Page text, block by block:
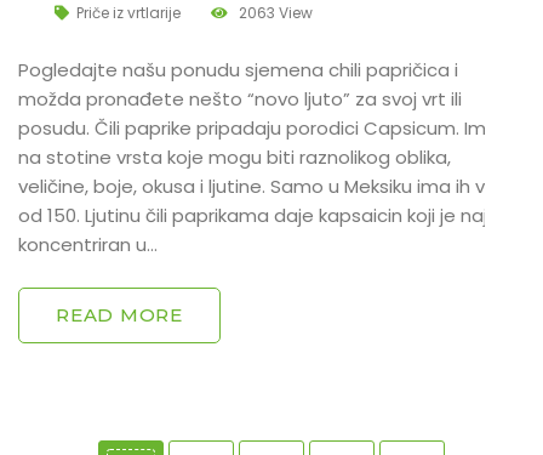
Priče iz vrtlarije 2063 View
Pogledajte našu ponudu sjemena chili papričica i
možda pronađete nešto “novo ljuto” za svoj vrt ili
posudu. Čili paprike pripadaju porodici Capsicum. Ima ih
na stotine vrsta koje mogu biti raznolikog oblika,
veličine, boje, okusa i ljutine. Samo u Meksiku ima ih više
od 150. Ljutinu čili paprikama daje kapsaicin koji je najviše
koncentriran u…
READ MORE